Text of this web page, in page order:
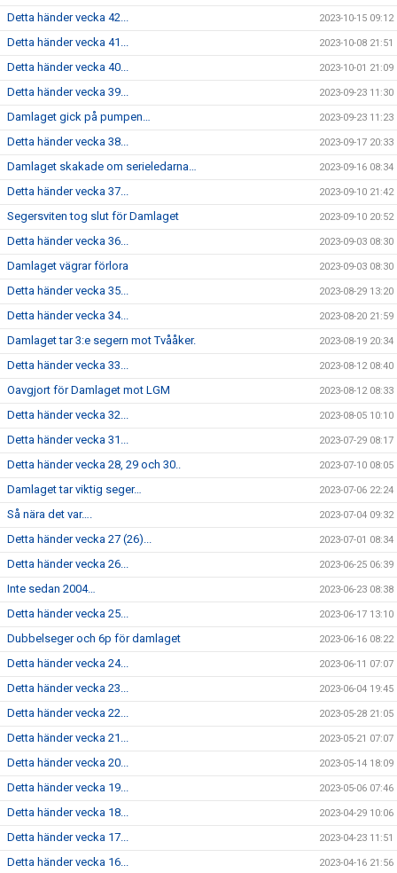
Detta händer vecka 42... 2023-10-15 09:12
Detta händer vecka 41... 2023-10-08 21:51
Detta händer vecka 40... 2023-10-01 21:09
Detta händer vecka 39... 2023-09-23 11:30
Damlaget gick på pumpen… 2023-09-23 11:23
Detta händer vecka 38... 2023-09-17 20:33
Damlaget skakade om serieledarna… 2023-09-16 08:34
Detta händer vecka 37... 2023-09-10 21:42
Segersviten tog slut för Damlaget 2023-09-10 20:52
Detta händer vecka 36... 2023-09-03 08:30
Damlaget vägrar förlora 2023-09-03 08:30
Detta händer vecka 35... 2023-08-29 13:20
Detta händer vecka 34... 2023-08-20 21:59
Damlaget tar 3:e segern mot Tvååker. 2023-08-19 20:34
Detta händer vecka 33... 2023-08-12 08:40
Oavgjort för Damlaget mot LGM 2023-08-12 08:33
Detta händer vecka 32... 2023-08-05 10:10
Detta händer vecka 31... 2023-07-29 08:17
Detta händer vecka 28, 29 och 30.. 2023-07-10 08:05
Damlaget tar viktig seger… 2023-07-06 22:24
Så nära det var…. 2023-07-04 09:32
Detta händer vecka 27 (26)... 2023-07-01 08:34
Detta händer vecka 26... 2023-06-25 06:39
Inte sedan 2004… 2023-06-23 08:38
Detta händer vecka 25... 2023-06-17 13:10
Dubbelseger och 6p för damlaget 2023-06-16 08:22
Detta händer vecka 24... 2023-06-11 07:07
Detta händer vecka 23... 2023-06-04 19:45
Detta händer vecka 22... 2023-05-28 21:05
Detta händer vecka 21... 2023-05-21 07:07
Detta händer vecka 20... 2023-05-14 18:09
Detta händer vecka 19... 2023-05-06 07:46
Detta händer vecka 18... 2023-04-29 10:06
Detta händer vecka 17... 2023-04-23 11:51
Detta händer vecka 16... 2023-04-16 21:56